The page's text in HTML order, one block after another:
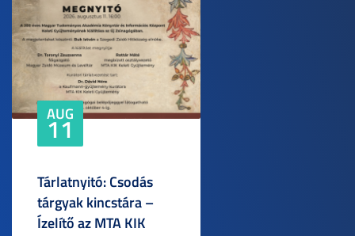
AUG
11
Tárlatnyitó: Csodás
tárgyak kincstára –
Ízelítő az MTA KIK